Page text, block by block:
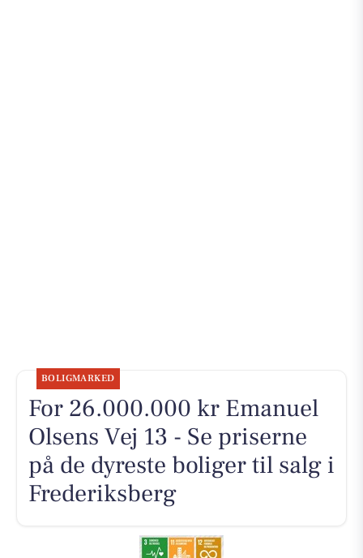
BOLIGMARKED
For 26.000.000 kr Emanuel
Olsens Vej 13 - Se priserne
på de dyreste boliger til salg i
Frederiksberg